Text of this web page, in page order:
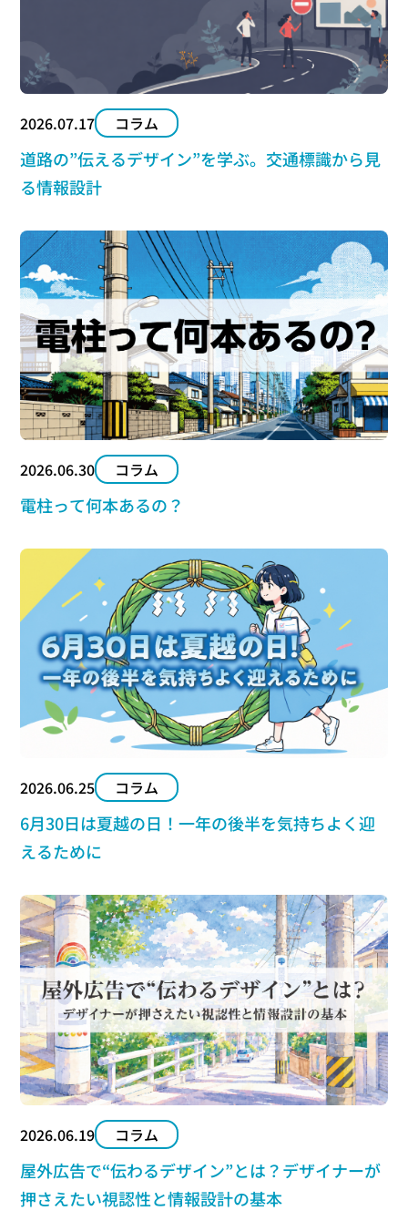
2026.07.17 コラム
道路の”伝えるデザイン”を学ぶ。交通標識から見
る情報設計
2026.06.30 コラム
電柱って何本あるの？
2026.06.25 コラム
6月30日は夏越の日！一年の後半を気持ちよく迎
えるために
2026.06.19 コラム
屋外広告で“伝わるデザイン”とは？デザイナーが
押さえたい視認性と情報設計の基本